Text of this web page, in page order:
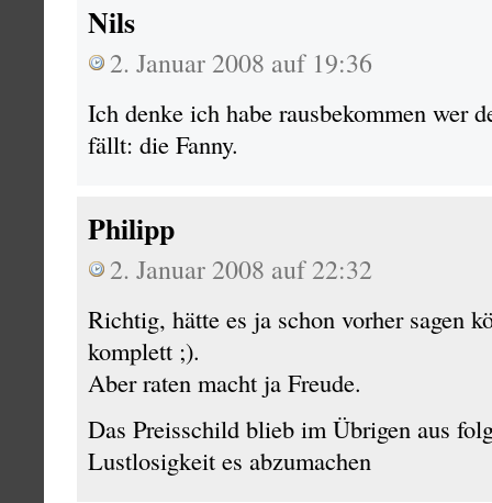
Nils
2. Januar 2008 auf 19:36
Ich denke ich habe rausbekommen wer
fällt: die Fanny.
Philipp
2. Januar 2008 auf 22:32
Richtig, hätte es ja schon vorher sagen
komplett ;).
Aber raten macht ja Freude.
Das Preisschild blieb im Übrigen aus
Lustlosigkeit es abzumachen